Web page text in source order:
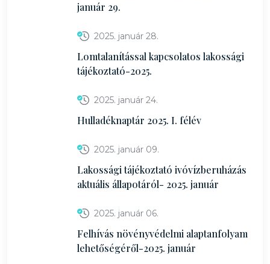
január 29.
2025. január 28.
Lomtalanítással kapcsolatos lakossági
tájékoztató-2025.
2025. január 24.
Hulladéknaptár 2025. I. félév
2025. január 09.
Lakossági tájékoztató ivóvízberuházás
aktuális állapotáról- 2025. január
2025. január 06.
Felhívás növényvédelmi alaptanfolyam
lehetőségéről-2025. január